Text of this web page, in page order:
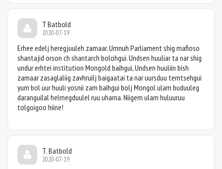
T Batbold
2020-07-19
Erhee edelj heregjuuleh zamaar. Umnuh Parliament shig mafioso
shantajid orson ch shantarch bolohgui. Undsen huuliar ta nar shig
undur erhtei institution Mongold baihgui, Undsen huuliin bish
zamaar zasaglaliig zavhruilj baigaatai ta nar uursduu temtsehgui
yum bol uur huuli yosnii zam baihgui bolj Mongol ulam buduuleg
daranguilal helmegduulel ruu uharna. Niigem ulam huluuruu
tolgoigoo hiine!
T. Batbold
2020-07-19